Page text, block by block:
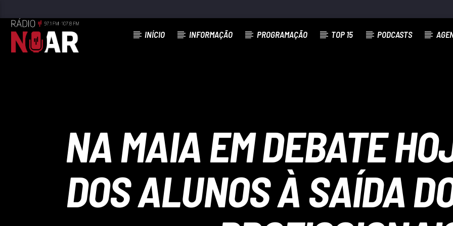
INÍCIO INFORMAÇÃO PROGRAMAÇÃO TOP 15 PODCASTS
NA MAIA EM DEBATE
DOS ALUNOS À SAÍDA